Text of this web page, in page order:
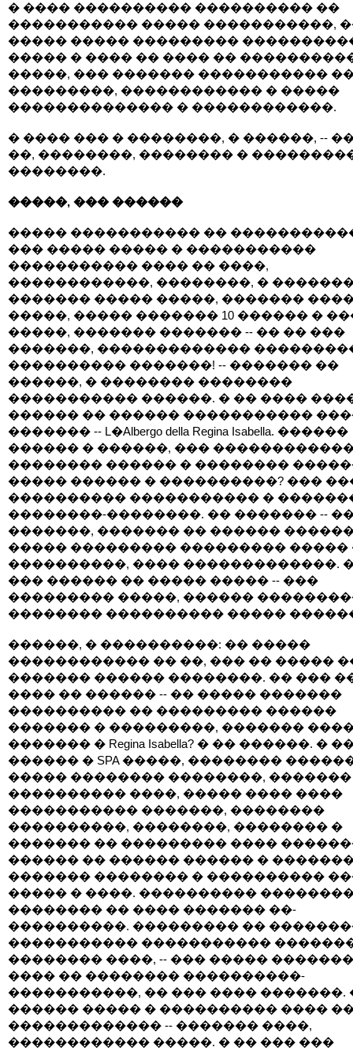
� ���� ���������� ���������� ��
����������� ����� �����������,
����� ����� ���������
����� � ���� �� ���� ��
�����, ��� ������� �����������
���������, ������������ � �����
�������������� � ������������.
� ���� ��� � ��������, � ������, --
��, ��������, �������� �
��������.
�����, ��� ������
����� ����������� ��
��� ����� ����� � �����������
����������� ���� �� ����,
������������, ��������, �
������� ����� �����, �������
�����, ����� ������� 10 ������ �
�����, ������� ������� -- �� �� ���
�������, �������������
���������� �������! -- ������� ��
������, � �������� ��������
����������� ������. � �� ����
������ �� ������ �����������
������� -- L�Albergo della Regina Isabella. ������
������ � ������, ���
�������� ������ � ��������
����� ������ � ����������? ���
���������� ����������� �
��������-��������. �� ������� --
�������, ������� �� ������
����� ��������� ��������� �����
����������, ���� �������������.
��� ������ �� ����� ����� -- ���
��������� �����, ������
�������� ���������� �����
������, � ����������: �� �����
������������ �� ��, ��� �� �����
������� ������ ��������. �� ���
���� �� ������ -- �� ����� �������
���������� �� ��������� ������
������� � ���������, �������
������� � Regina Isabella? � �� ������. �
������ � SPA �����, ��������
����� �������� ��������, �������
���������� ����, ����� ���� ����
����������� �������, ��������
����������, ��������, �������� �
������� �� ��������� ����
������ �� ������ ������ �
������� �������� � ����������
����� � ����. ����������
�������� �� ���� ������� ��-
����������. ��������� ��
����������� ����������� �������
�������� ����, -- ��� �����
���� �� �������� ����������-
�����������, �� ��� ���� �������.
������ ����� � ���������� ����
������������� -- ������� ����,
������������ �����. � �� ��� ���